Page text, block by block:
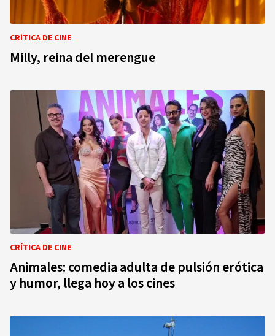
CRÍTICA DE CINE
Milly, reina del merengue
CRÍTICA DE CINE
Animales: comedia adulta de pulsión erótica
y humor, llega hoy a los cines